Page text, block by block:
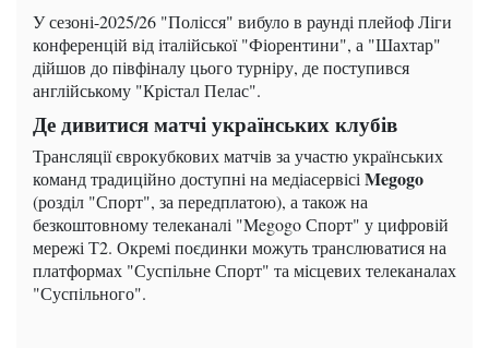
У сезоні-2025/26 "Полісся" вибуло в раунді плейоф Ліги
конференцій від італійської "Фіорентини", а "Шахтар"
дійшов до півфіналу цього турніру, де поступився
англійському "Крістал Пелас".
Де дивитися матчі українських клубів
Трансляції єврокубкових матчів за участю українських
команд традиційно доступні на медіасервісі Megogo
(розділ "Спорт", за передплатою), а також на
безкоштовному телеканалі "Megogo Спорт" у цифровій
мережі Т2. Окремі поєдинки можуть транслюватися на
платформах "Суспільне Спорт" та місцевих телеканалах
"Суспільного".